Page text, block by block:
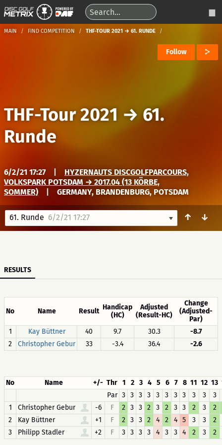
MAIN FIND COMPETITION THF-TOUR 2021 → 61. RUNDE
Follow
THF-Tour 2021 →61.
Runde
6/2/21 17:27
HYZERNAUTS DISCGOLFPARCOURS,
VOLKSPARK POTSDAM → 2017.04 (13 KÖRBE,
SOMMER)
GERMANY, BRANDENBURG, POTSDAM
61. Runde 6/2/21 17:27 ↑ ↓
RESULTS
No Name Result Handicap
(HC)
Adjusted
(Result-HC)
Change
(Adjusted-
Par)
1
Kay Büttner 40 9.7 30.3
-8.7
2
Christopher Gebur 33 -3.4 36.4 -2.6
No Name +/- Thr 1 2 3 4 5 6 7 8 11 12 13
Par 3 3 3 3 3 3 3 3 3 3
3
1
Christopher Gebur -6 F 2 3 3 2 3 2 3 3 2 3
2
2
Kay Büttner +1 F 2 3 3 2 4 2 4 5 3 3
2
3
Philipp Stadler +2 F 3 3 3 3 4 3 3 4 2 3 2